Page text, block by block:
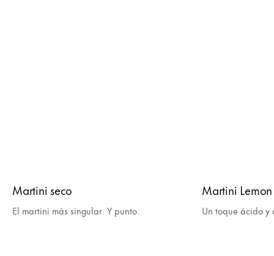
Martini seco
El martini más singular. Y punto.
Martini
Un toque ácido